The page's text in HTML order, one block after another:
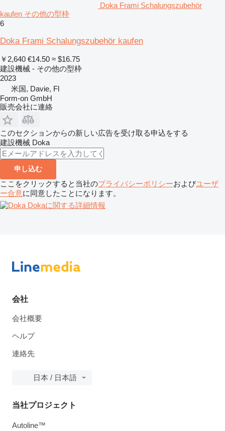
Doka Frami Schalungszubehör
kaufen その他の型枠
6
Doka Frami Schalungszubehör kaufen
￥2,640 €14.50 ≈ $16.75
建設機械 - その他の型枠
2023
米国, Davie, Fl
Form-on GmbH
販売会社に連絡
このセクションからの新しい広告を受け取る申込をする
建設機械 Doka
申し込む
ここをクリックすると当社のプライバシーポリシーおよびユーザ
ー合意に同意したことになります。
Dokaに関する詳細情報
会社
会社概要
ヘルプ
連絡先
日本 / 日本語
当社プロジェクト
Autoline™